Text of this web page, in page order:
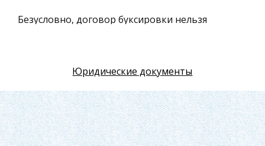
Архитектура
Материаловедение
Экскурсии и туризм
История политических и правовых учений
Безусловно, договор буксировки нельзя
другой, причем в соответствии с договором
перевозчик сам размещает груз на судне и
несет ответственность за его сохранность до
сдачи его грузополучателю. При исполнении
договора буксировки на владельца
Юридические документы